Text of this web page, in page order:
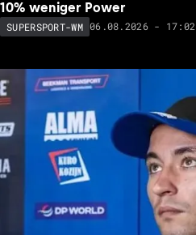
10% weniger Power
SUPERSPORT-WM 06.08.2026 - 17:02